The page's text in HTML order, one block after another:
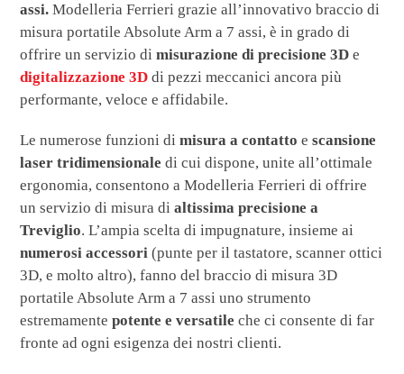
assi.Modelleria Ferrieri grazie all’innovativo braccio di
misura portatile Absolute Arm a 7 assi, è in grado di
offrire un servizio dimisurazione di precisione 3D e
digitalizzazione 3D di pezzi meccanici ancora più
performante, veloce e affidabile.
Le numerose funzioni dimisura a contatto escansione
laser tridimensionale di cui dispone, unite all’ottimale
ergonomia, consentono a Modelleria Ferrieri di offrire
un servizio di misura dialtissima precisione a
Treviglio. L’ampia scelta di impugnature, insieme ai
numerosi accessori (punte per il tastatore, scanner ottici
3D, e molto altro), fanno del braccio di misura 3D
portatile Absolute Arm a 7 assi uno strumento
estremamentepotente e versatileche ci consente di far
fronte ad ogni esigenza dei nostri clienti.